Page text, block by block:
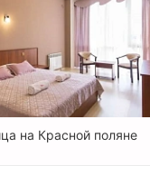
на Красной поляне